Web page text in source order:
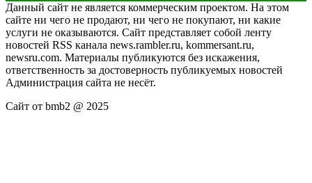
Данный сайт не является коммерческим проектом. На этом
сайте ни чего не продают, ни чего не покупают, ни какие
услуги не оказываются. Сайт представляет собой ленту
новостей RSS канала news.rambler.ru, kommersant.ru,
newsru.com. Материалы публикуются без искажения,
ответственность за достоверность публикуемых новостей
Администрация сайта не несёт.
Сайт от bmb2 @ 2025